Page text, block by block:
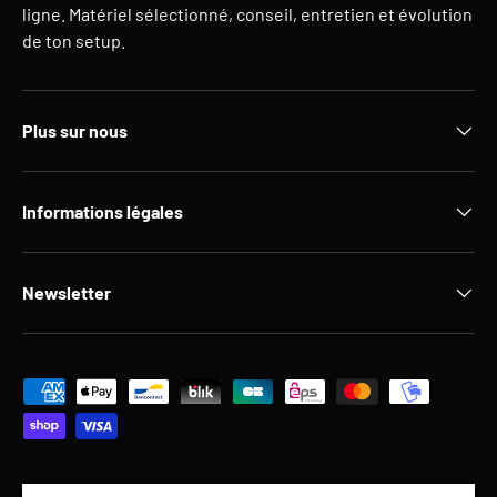
ligne. Matériel sélectionné, conseil, entretien et évolution
de ton setup.
Plus sur nous
Informations légales
Newsletter
Moyens de paiement acceptés